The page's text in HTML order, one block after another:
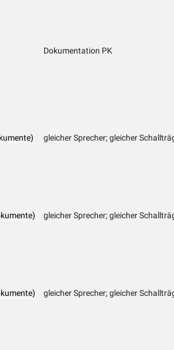
Dokumentation PK
gleicher Sprecher; gleicher
gleicher Sprecher; gleicher
gleicher Sprecher; gleicher